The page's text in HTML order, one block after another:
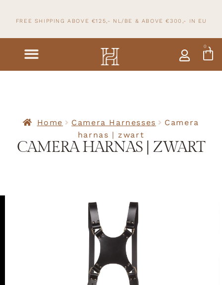
FREE SHIPPING ABOVE €125,- NL/BE & ABOVE €300,- IN EU
0
Home Camera Harnesses
Camera
harnas | zwart
CAMERA HARNAS | ZWART